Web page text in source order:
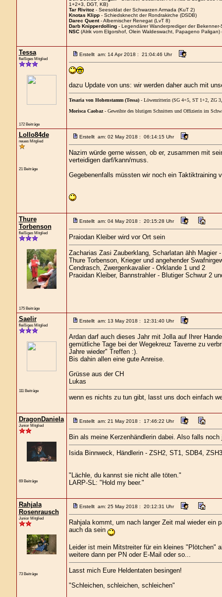
1+2+3, DGT, KB)
Tar Rivitoz- Seesoldat der Schwarzen Armada (KuT 2)
Knotas Klipp- Schiedsknecht der Rondrakirche (DSDB)
Darec Quent- Albernischer Renegat (LvT 8)
Darb Knipperdolling- Legendärer Wanderprediger der Bekenner-
NSC(Alrik vom Elgorshof, Olein Waldeswacht, Papageno Paligan)
Tessa
fleißiges Mitglied
172 Beiträge
Erstellt am: 14 Apr 2018 : 21:04:46 Uhr
dazu Update von uns: wir werden daher auch mit
Tesaria von Hohenstamm (Tessa)- Löwenritterin (SG 4+5, ST 1+2, ZG
Morisca Caobaz- Geweihte des blutigen Schnitters und Offizierin im
Lollo84de
neues Mitglied
21 Beiträge
Erstellt am: 02 May 2018 : 06:14:15 Uhr
Nazim würde gerne wissen, ob er, zusammen mit
verteidigen darf/kann/muss.
Gegebenenfalls müssten wir noch ein Taktiktraining
Thure
Torbenson
fleißiges Mitglied
175 Beiträge
Erstellt am: 04 May 2018 : 20:15:28 Uhr
Praiodan Kleiber wird vor Ort sein
Zacharias Zasi Zauberklang, Scharlatan ähh Magier
Thure Torbenson, Krieger und angehender
Cendrasch, Zwergenkavalier - Orklande 1 und 2
Praoidan Kleiber, Bannstrahler - Blutiger Schwur 2
Saelir
fleißiges Mitglied
111 Beiträge
Erstellt am: 13 May 2018 : 12:31:40 Uhr
Ardan darf auch dieses Jahr mit Jolla auf Ihrer
gemütliche Tage bei der Wegekreuz Taverne zu
Jahre wieder" Treffen :).
Bis dahin allen eine gute Anreise.
Grüsse aus der CH
Lukas
wenn es nichts zu tun gibt, lasst uns doch einfach
DragonDaniela
Junior Mitglied
69 Beiträge
Erstellt am: 21 May 2018 : 17:46:22 Uhr
Bin als meine Kerzenhändlerin dabei. Also falls
Isida Binnweck, Händlerin - ZSH2, ST1, SDB4,
"Lächle, du kannst sie nicht alle töten."
LARP-SL: "Hold my beer."
Rahjala
Rosenrausch
Junior Mitglied
73 Beiträge
Erstellt am: 25 May 2018 : 20:12:31 Uhr
Rahjala kommt, um nach langer Zeit mal wieder ein
auch da sein
Leider ist mein Mitstreiter für ein kleines "Plötchen"
weitere dann per PN oder E-Mail oder so...
Lasst mich Eure Heldentaten besingen!
"Schleichen, schleichen, schleichen"